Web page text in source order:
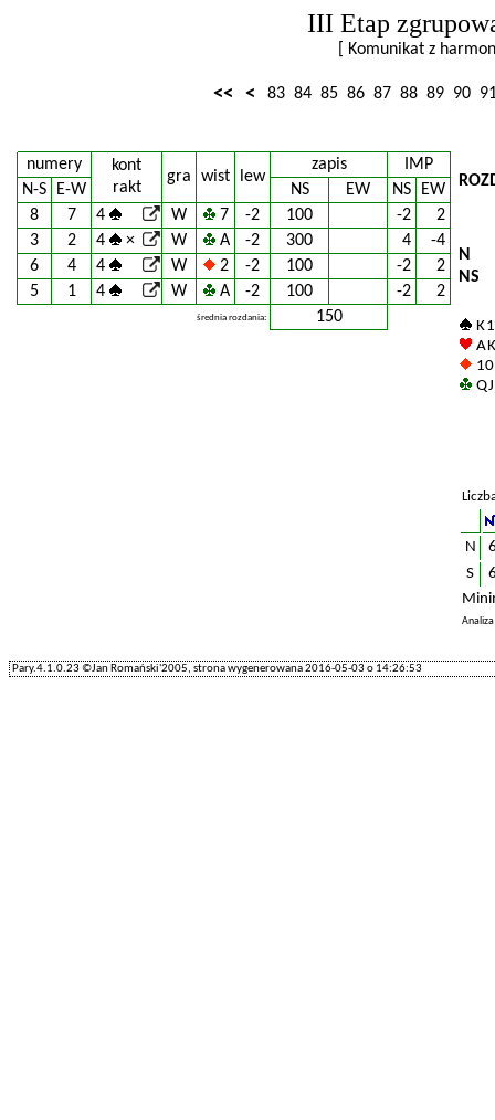
III Etap
[ Komunikat z
<< < 83 84 85 86 87 88 89 90
numery
kont
rakt
gra wist lew
zapis
IMP
N-S
E-W NS EW NS
EW
8
7 4 W 7 -2 100 -2
2
3
2 4 × W A -2 300 4
-4
6
4 4 W 2 -2 100 -2
2
5
1 4 W A -2 100 -2 2
średnia rozdania: 150
N
NS
K
A
10
Q J
N
S
Pary.4.1.0.23 ©Jan Romański'2005, strona wygenerowana 2016-05-03 o 14:26:53